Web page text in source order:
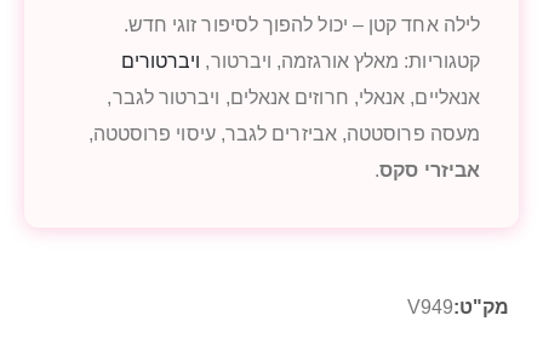
לילה אחד קטן – יכול להפוך לסיפור זוגי חדש.
קטגוריות: מאלץ אורגזמה, ויברטור, ויברטורים
אנאליים, אנאלי, חרוזים אנאלים, ויברטור לגבר,
מעסה פרוסטטה, אביזרים לגבר, עיסוי פרוסטטה,
אביזרי סקס.
מידע
V949